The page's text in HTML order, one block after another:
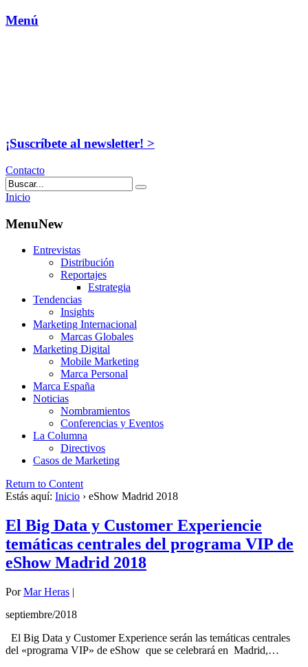
Menú
¡Suscríbete al newsletter! >
Contacto
Inicio
MenuNew
Entrevistas
Distribución
Reportajes
Estrategia
Tendencias
Insights
Marketing Internacional
Marcas Globales
Marketing Digital
Mobile Marketing
Marca Personal
Marca España
Noticias
Nombramientos
Conferencias y Eventos
La Columna
Directivos
Casos de Marketing
Return to Content
Estás aquí: Inicio › eShow Madrid 2018
El Big Data y Customer Experiencie
temáticas centrales del programa VIP de
eShow Madrid 2018
PorMar Heras |
septiembre/2018
El Big Data y Customer Experience serán las temáticas centrales
del «programa VIP» de eShow que se celebrará en Madrid,…